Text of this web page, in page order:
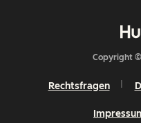
Copyright ©
Rechtsfragen